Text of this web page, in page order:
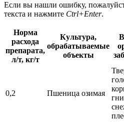
Если вы нашли ошибку,
текста и нажмите Ctrl+Enter.
Норма
расхода
препарата,
л/т, кг/т
Культура,
обрабатываемые
объекты
0,2 Пшеница озимая